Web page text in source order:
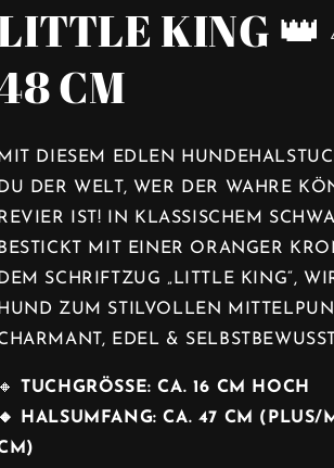
KING
CM
MIT DIESEM EDLEN
DU DER WELT, WER DER WAHRE
REVIER IST! IN KLASSISCHEM
BESTICKT MIT EINER ORANGER
DEM SCHRIFTZUG „LITTLE KING“,
HUND ZUM STILVOLLEN
EDEL &
🔸TUCHGRÖSSE: CA. 16 CM HOCH
🔸 HALSUMFANG: CA. 47 CM (PLUS/